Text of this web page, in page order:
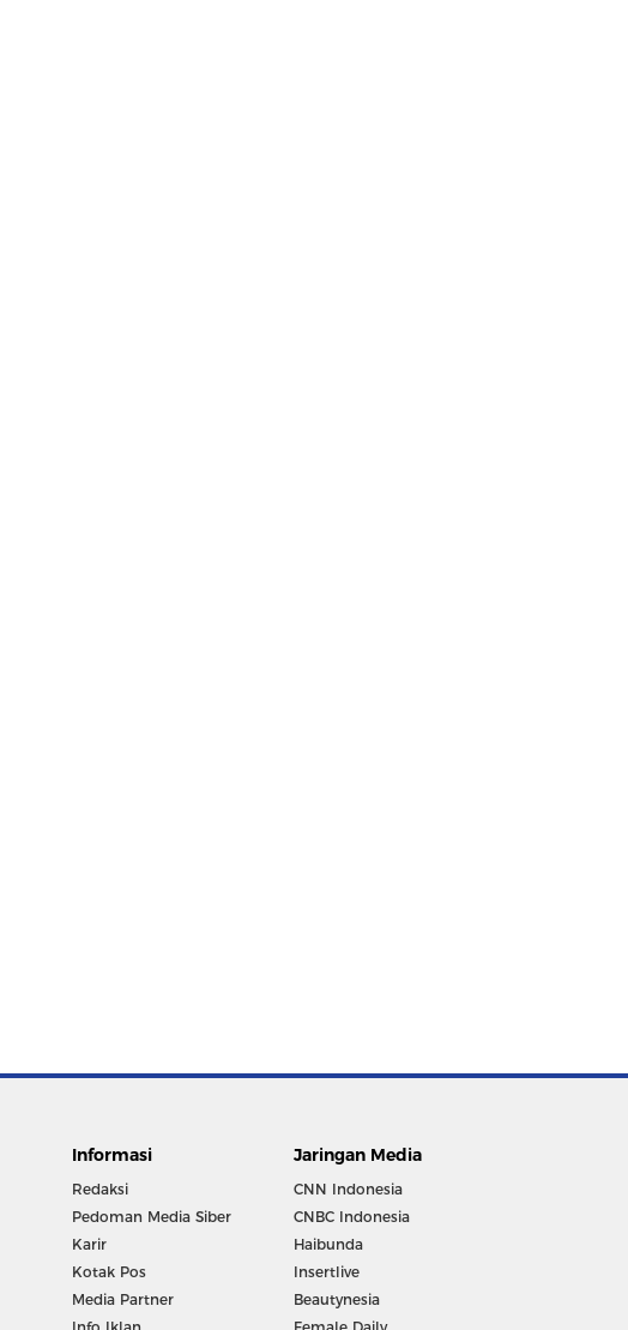
Informasi
Redaksi
Pedoman Media Siber
Karir
Kotak Pos
Media Partner
Jaringan Media
CNN Indonesia
CNBC Indonesia
Haibunda
Insertlive
Beautynesia